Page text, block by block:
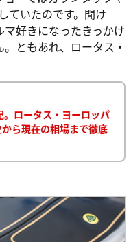
ていたのです。聞け
好きになったきっかけ
ともあれ、ロータス・
。ロータス・ヨーロッパ
ら現在の相場まで徹底